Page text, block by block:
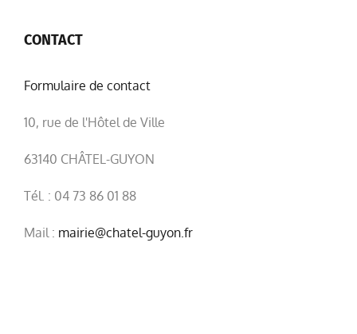
CONTACT
Formulaire de contact
10, rue de l'Hôtel de Ville
63140 CHÂTEL-GUYON
Tél. : 04 73 86 01 88
Mail : mairie@chatel-guyon.fr